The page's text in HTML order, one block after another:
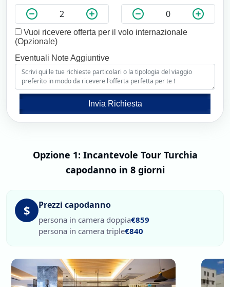
Vuoi ricevere offerta per il volo internazionale
(Opzionale)
Eventuali Note Aggiuntive
Invia Richiesta
Opzione 1: Incantevole Tour Turchia
capodanno in 8 giorni
$ Prezzi capodanno
persona in camera doppia€859
persona in camera triple€840